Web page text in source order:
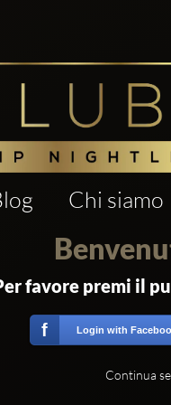
Chi siamo
favore premi il
f Login with
Continua